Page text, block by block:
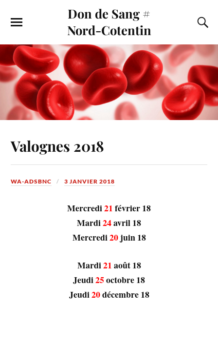
Don de Sang #
Nord-Cotentin
Valognes 2018
WA-ADSBNC 3 JANVIER 2018
Mercredi21février 18
Mardi24avril 18
Mercredi20juin 18
Mardi21août 18
Jeudi25octobre 18
Jeudi20décembre 18